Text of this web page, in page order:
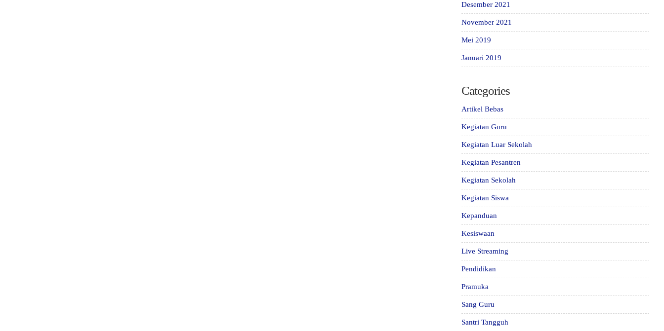
Desember 2021
November 2021
Mei 2019
Januari 2019
Categories
Artikel Bebas
Kegiatan Guru
Kegiatan Luar Sekolah
Kegiatan Pesantren
Kegiatan Sekolah
Kegiatan Siswa
Kepanduan
Kesiswaan
Live Streaming
Pendidikan
Pramuka
Sang Guru
Santri Tangguh